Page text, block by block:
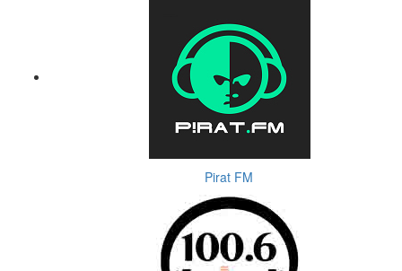
Pirat FM